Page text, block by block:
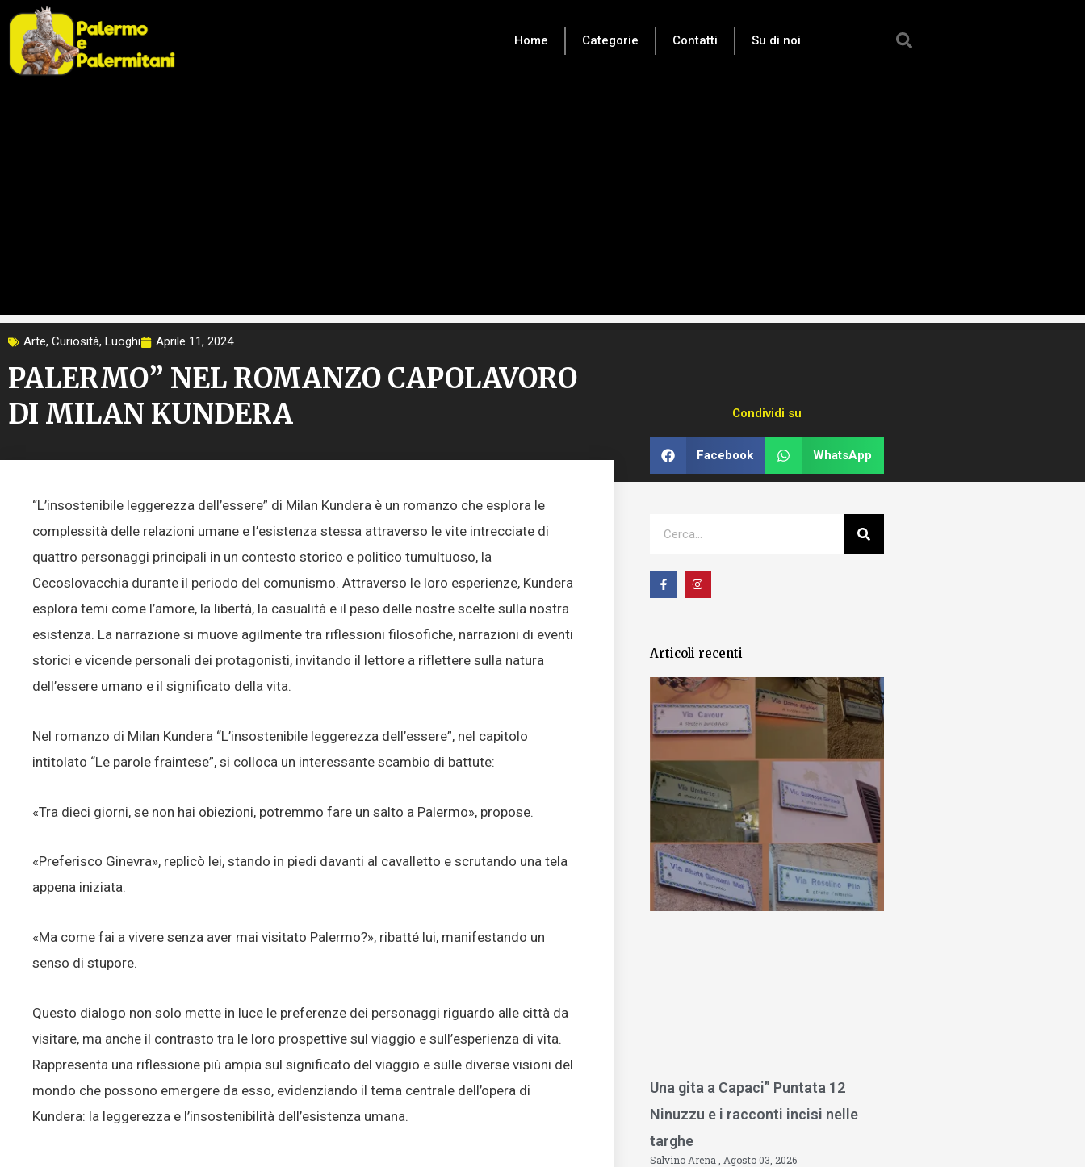
contenuto
Home Categorie Contatti Su di noi
Arte, Curiosità, Luoghi Aprile 11, 2024
PALERMO” NEL ROMANZO CAPOLAVORO
DI MILAN KUNDERA
Condividi su
Facebook WhatsApp
“L’insostenibile leggerezza dell’essere” di Milan Kundera è un romanzo che esplora le
complessità delle relazioni umane e l’esistenza stessa attraverso le vite intrecciate di
quattro personaggi principali in un contesto storico e politico tumultuoso, la
Cecoslovacchia durante il periodo del comunismo. Attraverso le loro esperienze, Kundera
esplora temi come l’amore, la libertà, la casualità e il peso delle nostre scelte sulla nostra
esistenza. La narrazione si muove agilmente tra riflessioni filosofiche, narrazioni di eventi
storici e vicende personali dei protagonisti, invitando il lettore a riflettere sulla natura
dell’essere umano e il significato della vita.
Nel romanzo di Milan Kundera “L’insostenibile leggerezza dell’essere”, nel capitolo
intitolato “Le parole fraintese”, si colloca un interessante scambio di battute:
«Tra dieci giorni, se non hai obiezioni, potremmo fare un salto a Palermo», propose.
«Preferisco Ginevra», replicò lei, stando in piedi davanti al cavalletto e scrutando una tela
appena iniziata.
«Ma come fai a vivere senza aver mai visitato Palermo?», ribatté lui, manifestando un
senso di stupore.
Questo dialogo non solo mette in luce le preferenze dei personaggi riguardo alle città da
visitare, ma anche il contrasto tra le loro prospettive sul viaggio e sull’esperienza di vita.
Rappresenta una riflessione più ampia sul significato del viaggio e sulle diverse visioni del
mondo che possono emergere da esso, evidenziando il tema centrale dell’opera di
Kundera: la leggerezza e l’insostenibilità dell’esistenza umana.
a
c
k
f
n
s
a
Articoli recenti
Una gita a Capaci” Puntata 12
Ninuzzu e i racconti incisi nelle
targhe
Salvino Arena Agosto 03, 2026